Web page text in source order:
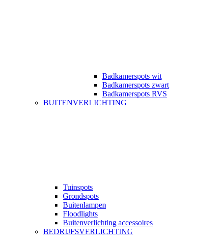
Badkamerspots wit
Badkamerspots zwart
Badkamerspots RVS
BUITENVERLICHTING
Tuinspots
Grondspots
Buitenlampen
Floodlights
Buitenverlichting accessoires
BEDRIJFSVERLICHTING